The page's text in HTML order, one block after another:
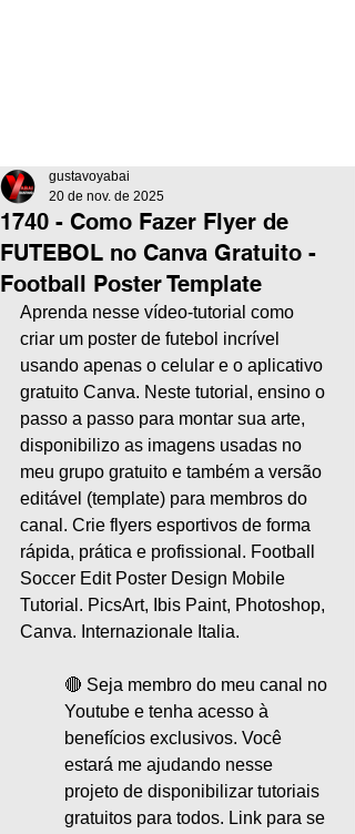
1740 - Como Fazer Flyer de
FUTEBOL no Canva Gratuito -
Football Poster Template
gustavoyabai
20 de nov. de 2025
Aprenda nesse vídeo-tutorial como
criar um poster de futebol incrível
usando apenas o celular e o aplicativo
gratuito Canva. Neste tutorial, ensino o
passo a passo para montar sua arte,
disponibilizo as imagens usadas no
meu grupo gratuito e também a versão
editável (template) para membros do
canal. Crie flyers esportivos de forma
rápida, prática e profissional. Football
Soccer Edit Poster Design Mobile
Tutorial. PicsArt, Ibis Paint, Photoshop,
Canva. Internazionale Italia.
🔴 Seja membro do meu canal no
Youtube e tenha acesso à
benefícios exclusivos. Você
estará me ajudando nesse
projeto de disponibilizar tutoriais
gratuitos para todos. Link para se